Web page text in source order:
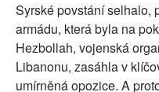
Syrské povstání selhalo,
armádu, která byla na
Hezbollah, vojenská
Libanonu, zasáhla v
umírněná opozice. A